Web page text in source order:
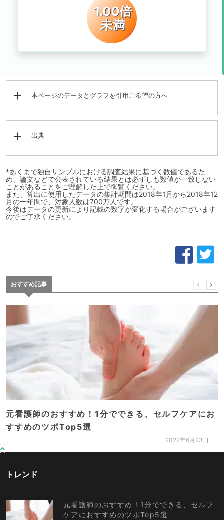
1.00倍
未満
本ページのデータとグラフを引用ご希望の方へ
出典
*あくまで独自サンプルにおける調査結果に基づく数値であるた
め、論文などで公表されている結果とは必ずしも数値が一致しない
ことがあることをご理解した上で御覧ください。
また、算出に使用したデータの集計期間は2018年1月から2018年12
月の一年間で、対象人数は700万人です。
今後はデータの更新により記載の数字が変化する場合がございます
のでご了承ください。
おすすめ記事
元看護師のおすすめ！1分でできる、セルフケアにお
すすめのツボTop5選
2022年6月23日
トレンド
元看護師のおすすめ！1分でできる、セルフ
ケアにおすすめのツボTop5選